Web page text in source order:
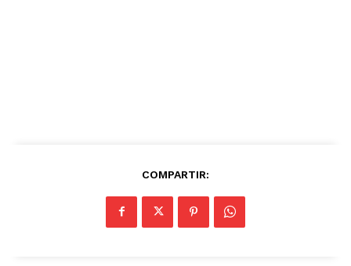
COMPARTIR: